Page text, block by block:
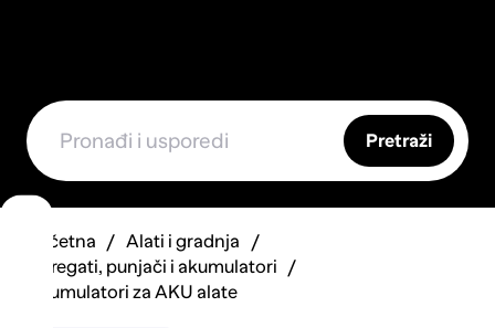
Pretraži
Početna
Alati i gradnja
Agregati, punjači i akumulatori
Akumulatori za AKU alate